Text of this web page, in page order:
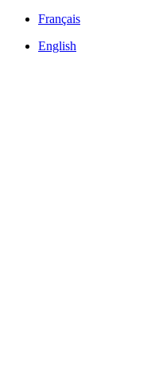
Français
English